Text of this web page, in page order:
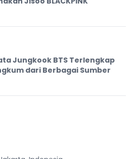
Jungkook BTS Terlengkap
dari Berbagai Sumber